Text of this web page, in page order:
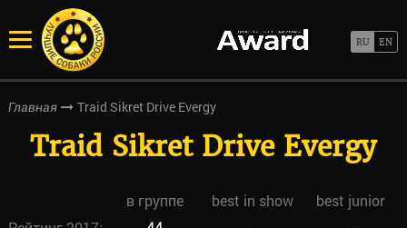
Главная Traid Sikret Drive Evergy
Traid Sikret Drive Evergy
в группе best in show
best junior